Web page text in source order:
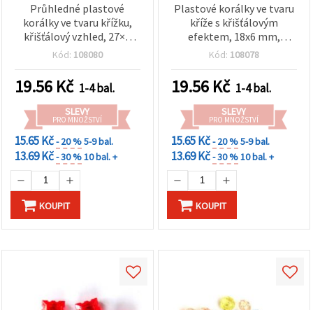
souhlasit s
použitím
všech
cookies
"Přijmout
vše!" Nebo
můžete
uvést své
preference v
Nastavení
výběrem
daného
typu
cookies a
"Uložit"
Průhledné plastové
korálky ve tvaru křížku,
křišťálový vzhled, 27×7
mm – 50 g
Kód: 108080
19.56 Kč 1-4 bal.
SLEVY
PRO MNOŽSTVÍ
15.65 Kč- 20 %5-9 bal.
13.69 Kč- 30 %10 bal. +
KOUPIT
Plastové korálky ve tvaru
kříže s křišťálovým
efektem, 18x6 mm,
červené – 50 g
Kód: 108078
19.56 Kč 1-4 bal.
SLEVY
PRO MNOŽSTVÍ
15.65 Kč- 20 %5-9 bal.
13.69 Kč- 30 %10 bal. +
KOUPIT